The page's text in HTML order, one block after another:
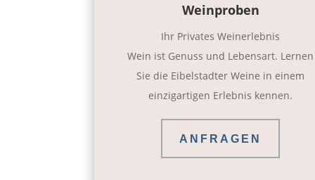
Weinproben
Ihr Privates Weinerlebnis
Wein ist Genuss und Lebensart. Lernen
Sie die Eibelstadter Weine in einem
einzigartigen Erlebnis kennen.
ANFRAGEN